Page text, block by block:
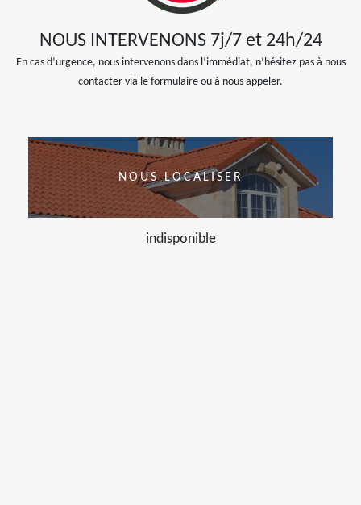
NOUS INTERVENONS 7j/7 et 24h/24
En cas d’urgence, nous intervenons dans l’immédiat, n’hésitez pas à nous
contacter via le formulaire ou à nous appeler.
NOUS LOCALISER
indisponible